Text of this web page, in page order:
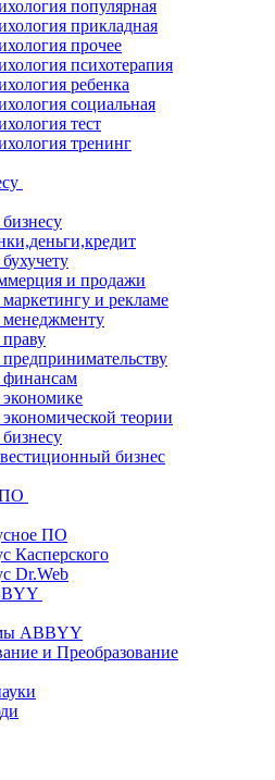
популярная
прикладная
прочее
психотерапия
ребенка
социальная
тест
тренинг
и продажи
и рекламе
теории
бизнес
ПО
ПО
Касперского
Dr.Web
ABBYY
и Преобразование